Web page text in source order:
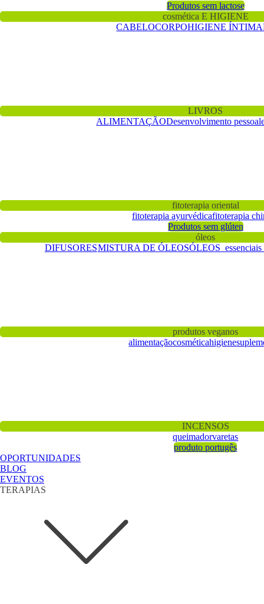
Produtos sem lactose
cosmética E HIGIENE
CABELOCORPOHIGIENE ÍNTIMA
LIVROS
ALIMENTAÇÃODesenvolvimento pessoal
fitoterapia oriental
fitoterapia ayurvédicafitoterapia
Produtos sem glúten
óleos
DIFUSORESMISTURA DE ÓLEOSÓLEOS
produtos veganos
alimentaçãocosméticahigiene
INCENSOS
queimadorvaretas
produto portugês
OPORTUNIDADES
BLOG
EVENTOS
TERAPIAS